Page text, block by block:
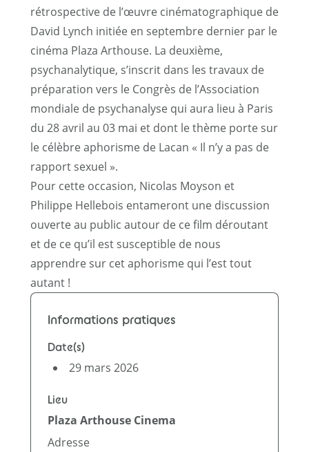
rétrospective de l’œuvre cinématographique de
David Lynch initiée en septembre dernier par le
cinéma Plaza Arthouse. La deuxième,
psychanalytique, s’inscrit dans les travaux de
préparation vers le Congrès de l’Association
mondiale de psychanalyse qui aura lieu à Paris
du 28 avril au 03 mai et dont le thème porte sur
le célèbre aphorisme de Lacan « Il n’y a pas de
rapport sexuel ».
Pour cette occasion, Nicolas Moyson et
Philippe Hellebois entameront une discussion
ouverte au public autour de ce film déroutant
et de ce qu’il est susceptible de nous
apprendre sur cet aphorisme qui l’est tout
autant !
Informations pratiques
Date(s)
29 mars 2026
Lieu
Plaza Arthouse Cinema
Adresse